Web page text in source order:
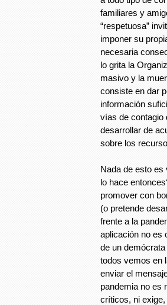
familiares y
“respetuosa”
imponer su
necesaria
lo grita la
masivo y la
consiste en dar
información
vías de contagio
desarrollar de
sobre los
Nada de esto es
lo hace
promover con
(o pretende
frente a la
aplicación no es
de un
todos vemos en
enviar el
pandemia no es
críticos, ni